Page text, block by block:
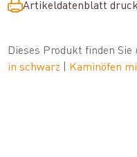
Artikeldatenblatt
Dieses Produkt finden Sie
in schwarz
Kaminöfen